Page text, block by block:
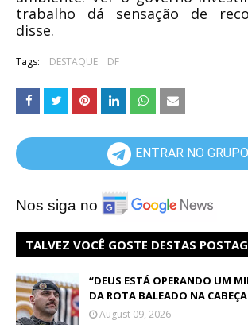
trabalho dá sensação de
disse.
Tags: DESTAQUE DF
ENTRAR NO GRUPO
Nos siga no
TALVEZ VOCÊ GOSTE DESTAS
“DEUS ESTÁ OPERANDO UM
DA ROTA BALEADO NA
August 09, 2026